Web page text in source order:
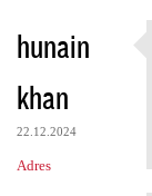
hunain
khan
22.12.2024
Adres